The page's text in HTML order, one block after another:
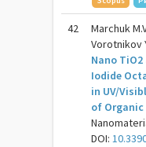
42 Marchuk
Vorotnikov
Nano
Iodide
in UV/
of
DOI: